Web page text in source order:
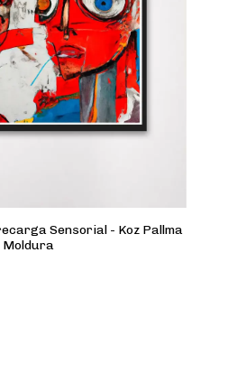
Sensorial - Koz Pallma
Moldura